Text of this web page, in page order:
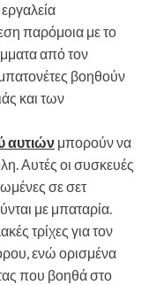
παρόμοια με το
από τον
βοηθούν
και των
αυτιών μπορούν να
Αυτές οι συσκευές
σε σετ
με μπαταρία.
τρίχες για τον
ενώ ορισμένα
που βοηθά στο